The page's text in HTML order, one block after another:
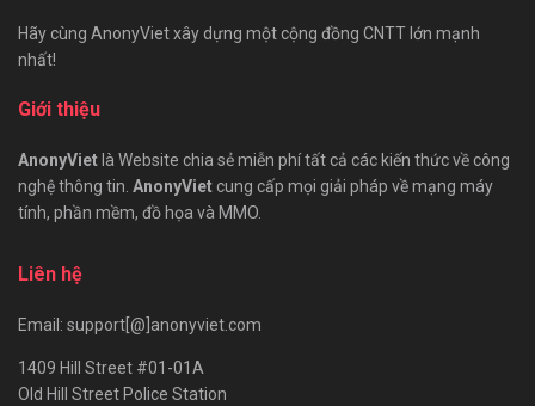
Hãy cùng AnonyViet xây dựng một cộng đồng CNTT lớn mạnh
nhất!
Giới thiệu
AnonyViet là Website chia sẻ miễn phí tất cả các kiến thức về công
nghệ thông tin. AnonyViet cung cấp mọi giải pháp về mạng máy
tính, phần mềm, đồ họa và MMO.
Liên hệ
Email: support[@]anonyviet.com
1409 Hill Street #01-01A
Old Hill Street Police Station